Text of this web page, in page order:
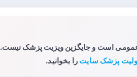
است و جایگزین ویزیت پزشک نیست.
پزشک سایت را بخوانید.